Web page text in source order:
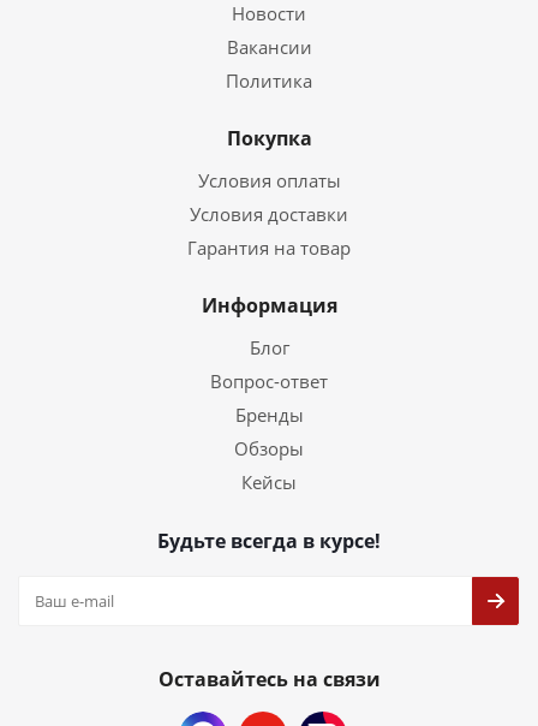
Новости
Вакансии
Политика
Покупка
Условия оплаты
Условия доставки
Гарантия на товар
Информация
Блог
Вопрос-ответ
Бренды
Обзоры
Кейсы
Будьте всегда в курсе!
Оставайтесь на связи